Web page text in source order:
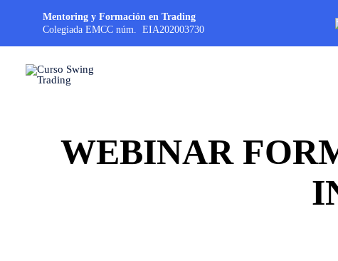
Mentoring y Formación en Trading
Colegiada EMCC núm. EIA202003730
WEBINAR